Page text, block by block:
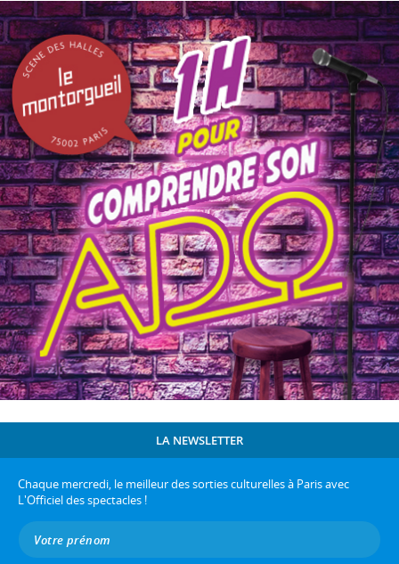
LA NEWSLETTER
Chaque mercredi, le meilleur des sorties culturelles à Paris avec
L'Officiel des spectacles !